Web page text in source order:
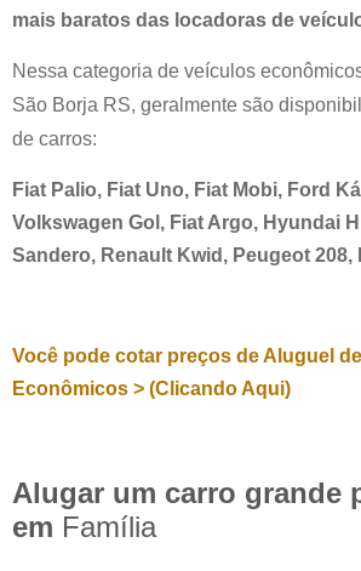
mais baratos das locadoras de
Nessa categoria de veículos
São Borja RS, geralmente são
de carros:
Fiat Palio, Fiat Uno, Fiat Mobi, Ford
Volkswagen Gol, Fiat Argo, Hyundai
Sandero, Renault Kwid, Peugeot 208,
Você pode cotar preços de Aluguel
Econômicos > (Clicando Aqui)
Alugar um carro grande
em Família